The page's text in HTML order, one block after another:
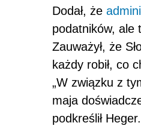
Dodał, że
podatników, ale
Zauważył, że
każdy robił, co
„W związku z
maja
podkreślił Heger.